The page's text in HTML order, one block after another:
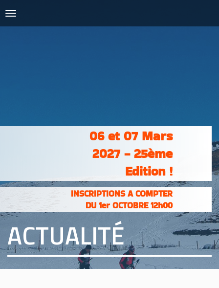
PHOTOS &
06 et 07 Mars
2027 - 25ème
Edition !
INSCRIPTIONS A COMPTER
DU 1er OCTOBRE 12h00
ACTUALITÉ